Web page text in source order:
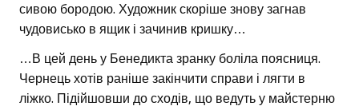
сивою бородою. Художник скоріше знову загнав
чудовисько в ящик і зачинив кришку…
…В цей день у Бенедикта зранку боліла поясниця.
Чернець хотів раніше закінчити справи і лягти в
ліжко. Підійшовши до сходів, що ведуть у майстерню